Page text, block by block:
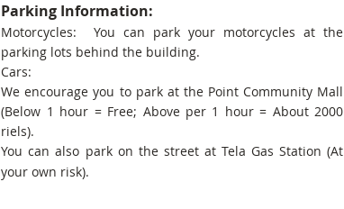
Parking Information:
Motorcycles: You can park your motorcycles at the
parking lots behind the building.
Cars:
We encourage you to park at the Point Community Mall
(Below 1 hour = Free; Above per 1 hour = About 2000
riels).
You can also park on the street at Tela Gas Station (At
your own risk).